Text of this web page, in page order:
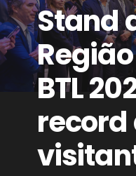
Stand
BTL
record